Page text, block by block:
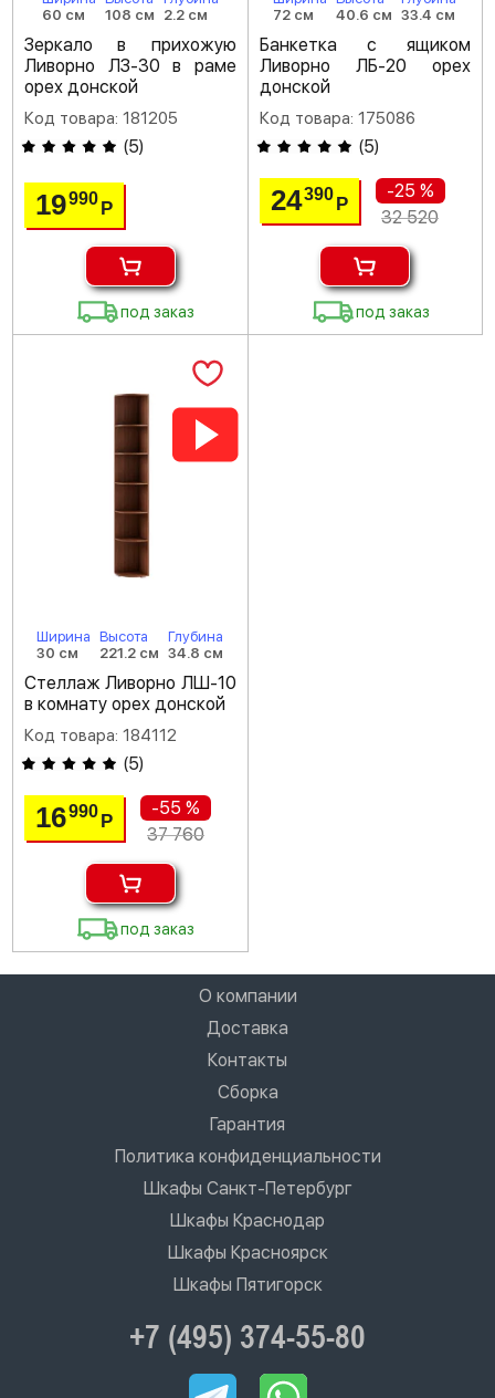
60 см
108 см
2.2 см
Зеркало в прихожую
Ливорно ЛЗ-30 в раме
орех донской
Код товара: 181205
(5)
19990 Р
под заказ
72 см
40.6 см
33.4 см
Банкетка с ящиком
Ливорно ЛБ-20 орех
донской
Код товара: 175086
(5)
24390 Р
-25 %
32 520
под заказ
Ширина
30 см
Высота
221.2 см
Глубина
34.8 см
Стеллаж Ливорно ЛШ-10
в комнату орех донской
Код товара: 184112
(5)
16990 Р
-55 %
37 760
под заказ
О компании
Доставка
Контакты
Сборка
Гарантия
Политика конфиденциальности
Шкафы Санкт-Петербург
Шкафы Краснодар
Шкафы Красноярск
Шкафы Пятигорск
+7 (495) 374-55-80